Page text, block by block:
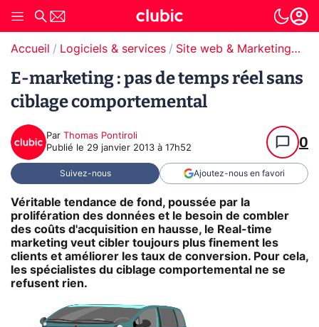
Accueil Logiciels & services Site web & Marketing Digital
E-marketing : pas de temps réel sans
ciblage comportemental
Par Thomas Pontiroli
Publié le 29 janvier 2013 à 17h52 0
Suivez-nous Ajoutez-nous en favori
Véritable tendance de fond, poussée par la
prolifération des données et le besoin de combler
des coûts d'acquisition en hausse, le Real-time
marketing veut cibler toujours plus finement les
clients et améliorer les taux de conversion. Pour cela,
les spécialistes du ciblage comportemental ne se
refusent rien.